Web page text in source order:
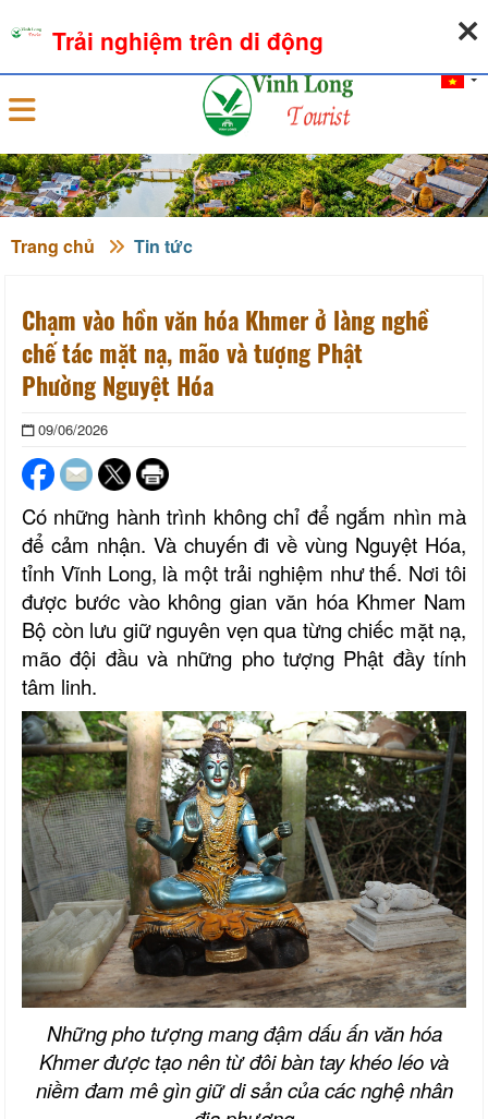
Đăng nhập
Trang chủ Tin tức
Chạm vào hồn văn hóa Khmer ở làng nghề
chế tác mặt nạ, mão và tượng Phật
Phường Nguyệt Hóa
09/06/2026
Có những hành trình không chỉ để ngắm nhìn mà
để cảm nhận. Và chuyến đi về vùng Nguyệt Hóa,
tỉnh Vĩnh Long, là một trải nghiệm như thế. Nơi tôi
được bước vào không gian văn hóa Khmer Nam
Bộ còn lưu giữ nguyên vẹn qua từng chiếc mặt nạ,
mão đội đầu và những pho tượng Phật đầy tính
tâm linh.
Những pho tượng mang đậm dấu ấn văn hóa
Khmer được tạo nên từ đôi bàn tay khéo léo và
niềm đam mê gìn giữ di sản của các nghệ nhân
Trải nghiệm trên di động